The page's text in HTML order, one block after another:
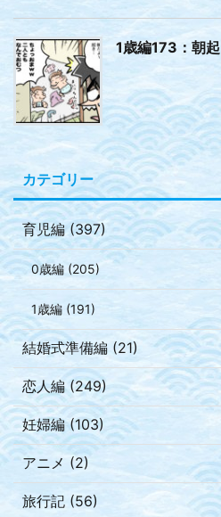
1歳編173：朝
カテゴリー
育児編 (397)
0歳編 (205)
1歳編 (191)
結婚式準備編 (21)
恋人編 (249)
妊婦編 (103)
アニメ (2)
旅行記 (56)